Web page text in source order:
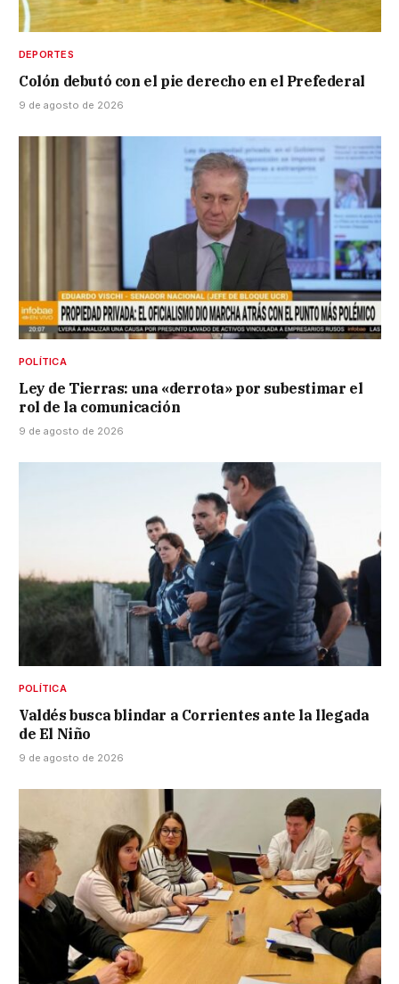
DEPORTES
Colón debutó con el pie derecho en el Prefederal
9 de agosto de 2026
POLÍTICA
Ley de Tierras: una «derrota» por subestimar el
rol de la comunicación
9 de agosto de 2026
POLÍTICA
Valdés busca blindar a Corrientes ante la llegada
de El Niño
9 de agosto de 2026